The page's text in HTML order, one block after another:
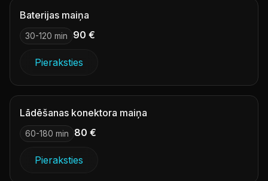
Baterijas maiņa
30-120 min 90 €
Pieraksties
Lādēšanas konektora maiņa
60-180 min 80 €
Pieraksties